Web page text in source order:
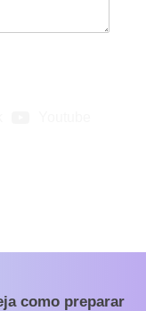
como preparar